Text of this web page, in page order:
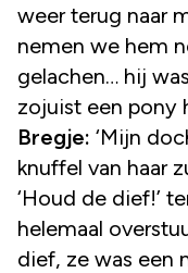
weer terug naar
nemen we hem
gelachen… hij
zojuist een pony
Bregje: ‘Mijn
knuffel van haar
‘Houd de dief!’
helemaal
dief, ze was een